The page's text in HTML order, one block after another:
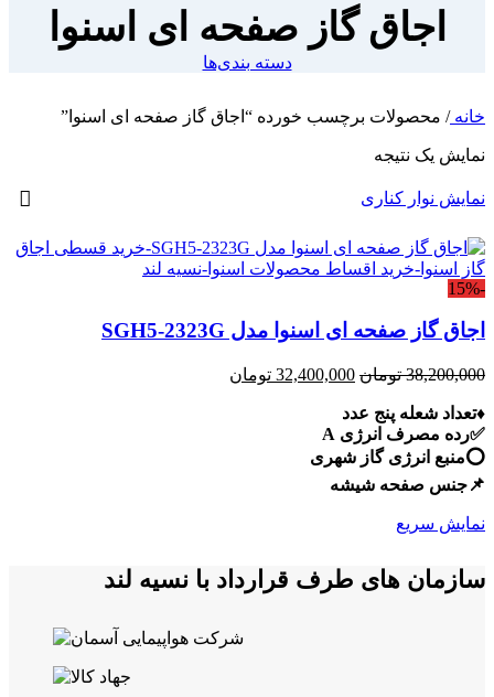
اجاق گاز صفحه ای اسنوا
دسته بندی‌ها
خانه/ محصولات برچسب خورده “اجاق گاز صفحه ای اسنوا”
نمایش یک نتیجه
نمایش نوار کناری
-15%
اجاق گاز صفحه ای اسنوا مدل SGH5-2323G
38,200,000 تومان قیمت
بود.
32,400,000 تومان
♦️تعداد شعله پنج عدد
✅رده مصرف انرژی A
⭕️منبع انرژی گاز شهری
📌جنس صفحه شیشه
نمایش سریع
سازمان های طرف قرارداد با نسیه لند